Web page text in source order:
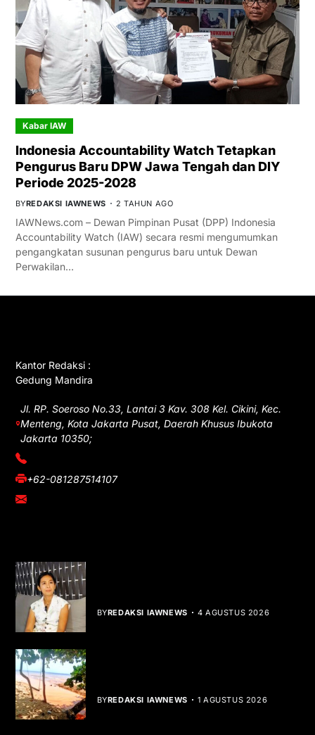
Kabar IAW
Indonesia Accountability Watch Tetapkan
Pengurus Baru DPW Jawa Tengah dan DIY
Periode 2025-2028
BYREDAKSI IAWNEWS 2 TAHUN AGO
IAWNews.com – Dewan Pimpinan Pusat (DPP) Indonesia
Accountability Watch (IAW) secara resmi mengumumkan
pengangkatan susunan pengurus baru untuk Dewan
Perwakilan…
Kantor Redaksi :
Gedung Mandira
Jl. RP. Soeroso No.33, Lantai 3 Kav. 308 Kel. Cikini, Kec.
Menteng, Kota Jakarta Pusat, Daerah Khusus Ibukota
Jakarta 10350;
(021) 3908026
+62-081287514107
adm@iawnews.com
BYREDAKSI IAWNEWS 4 AGUSTUS 2026
BYREDAKSI IAWNEWS 1 AGUSTUS 2026